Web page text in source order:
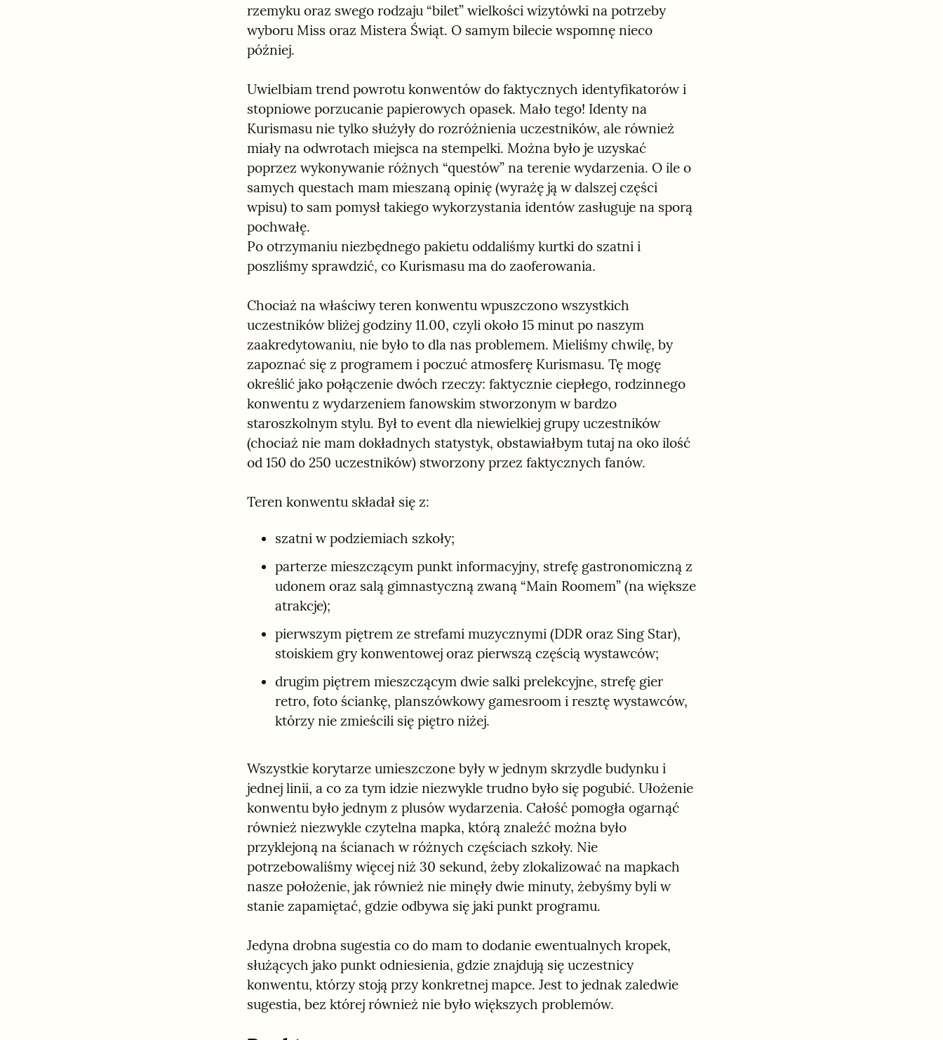
rzemyku oraz swego rodzaju “bilet” wielkości wizytówki na potrzeby
wyboru Miss oraz Mistera Świąt. O samym bilecie wspomnę nieco
później.
Uwielbiam trend powrotu konwentów do faktycznych identyfikatorów i
stopniowe porzucanie papierowych opasek. Mało tego! Identy na
Kurismasu nie tylko służyły do rozróżnienia uczestników, ale również
miały na odwrotach miejsca na stempelki. Można było je uzyskać
poprzez wykonywanie różnych “questów” na terenie wydarzenia. O ile o
samych questach mam mieszaną opinię (wyrażę ją w dalszej części
wpisu) to sam pomysł takiego wykorzystania identów zasługuje na sporą
pochwałę.
Po otrzymaniu niezbędnego pakietu oddaliśmy kurtki do szatni i
poszliśmy sprawdzić, co Kurismasu ma do zaoferowania.
Chociaż na właściwy teren konwentu wpuszczono wszystkich
uczestników bliżej godziny 11.00, czyli około 15 minut po naszym
zaakredytowaniu, nie było to dla nas problemem. Mieliśmy chwilę, by
zapoznać się z programem i poczuć atmosferę Kurismasu. Tę mogę
określić jako połączenie dwóch rzeczy: faktycznie ciepłego, rodzinnego
konwentu z wydarzeniem fanowskim stworzonym w bardzo
staroszkolnym stylu. Był to event dla niewielkiej grupy uczestników
(chociaż nie mam dokładnych statystyk, obstawiałbym tutaj na oko ilość
od 150 do 250 uczestników) stworzony przez faktycznych fanów.
Teren konwentu składał się z:
szatni w podziemiach szkoły;
parterze mieszczącym punkt informacyjny, strefę gastronomiczną z
udonem oraz salą gimnastyczną zwaną “Main Roomem” (na większe
atrakcje);
pierwszym piętrem ze strefami muzycznymi (DDR oraz Sing Star),
stoiskiem gry konwentowej oraz pierwszą częścią wystawców;
drugim piętrem mieszczącym dwie salki prelekcyjne, strefę gier
retro, foto ściankę, planszówkowy gamesroom i resztę wystawców,
którzy nie zmieścili się piętro niżej.
Wszystkie korytarze umieszczone były w jednym skrzydle budynku i
jednej linii, a co za tym idzie niezwykle trudno było się pogubić. Ułożenie
konwentu było jednym z plusów wydarzenia. Całość pomogła ogarnąć
również niezwykle czytelna mapka, którą znaleźć można było
przyklejoną na ścianach w różnych częściach szkoły. Nie
potrzebowaliśmy więcej niż 30 sekund, żeby zlokalizować na mapkach
nasze położenie, jak również nie minęły dwie minuty, żebyśmy byli w
stanie zapamiętać, gdzie odbywa się jaki punkt programu.
Jedyna drobna sugestia co do mam to dodanie ewentualnych kropek,
służących jako punkt odniesienia, gdzie znajdują się uczestnicy
konwentu, którzy stoją przy konkretnej mapce. Jest to jednak zaledwie
sugestia, bez której również nie było większych problemów.